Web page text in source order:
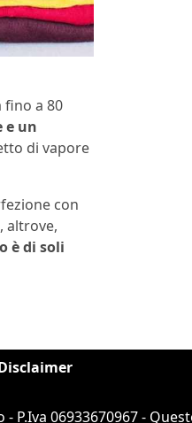
fino a 80
e un
di vapore
con
altrove,
è di soli
P.Iva 06933670967 -